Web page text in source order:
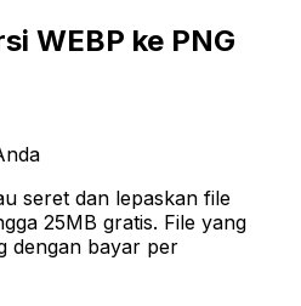
WEBP ke PNG
seret dan lepaskan file
25MB gratis. File yang
dengan bayar per